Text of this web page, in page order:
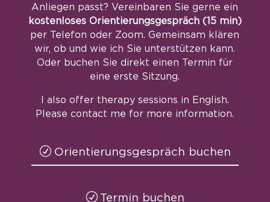
Anliegen passt?Vereinbaren Sie gerne ein
kostenloses Orientierungsgespräch (15 min)
per Telefon oder Zoom. Gemeinsam klären
wir, ob und wie ich Sie unterstützen kann.
Oder buchen Sie direkt einen Termin für
eine erste Sitzung.
I also offer therapy sessions in English.
Please contact me for more information.
Orientierungsgespräch buchen
Termin buchen